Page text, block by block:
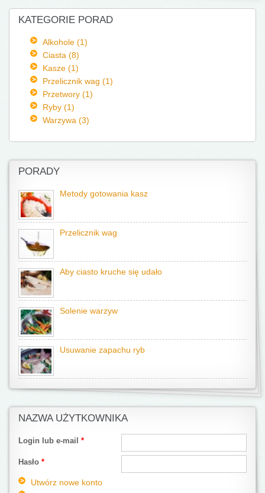
KATEGORIE PORAD
Alkohole (1)
Ciasta (8)
Kasze (1)
Przelicznik wag (1)
Przetwory (1)
Ryby (1)
Warzywa (3)
PORADY
Metody gotowania kasz
Przelicznik wag
Aby ciasto kruche się udało
Solenie warzyw
Usuwanie zapachu ryb
NAZWA UŻYTKOWNIKA
Login lub e-mail *
Hasło *
Utwórz nowe konto